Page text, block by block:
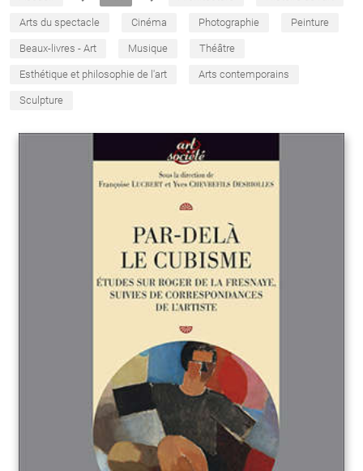
Arts du spectacle Cinéma Photographie Peinture
Beaux-livres - Art Musique Théâtre
Esthétique et philosophie de l'art Arts contemporains
Sculpture